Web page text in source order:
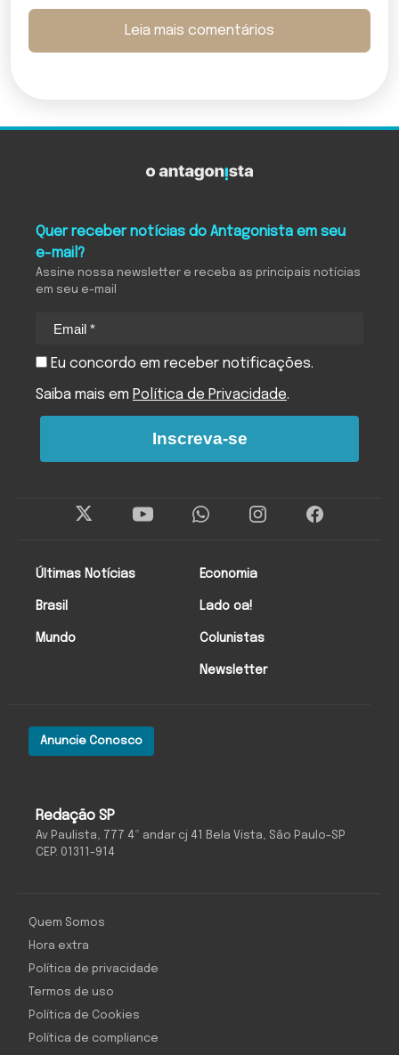
Leia mais comentários
Redação SP
Av Paulista, 777 4º andar cj 41 Bela Vista, São Paulo-SP
CEP: 01311-914
Anuncie Conosco
Últimas Notícias
Brasil
Mundo
Economia
Lado oa!
Colunistas
Newsletter
Quer receber notícias do Antagonista em seu
e-mail?
Assine nossa newsletter e receba as principais notícias
em seu e-mail
Eu concordo em receber notificações.
Saiba mais em Política de Privacidade.
Inscreva-se
Quem Somos
Hora extra
Política de privacidade
Termos de uso
Política de Cookies
Política de compliance